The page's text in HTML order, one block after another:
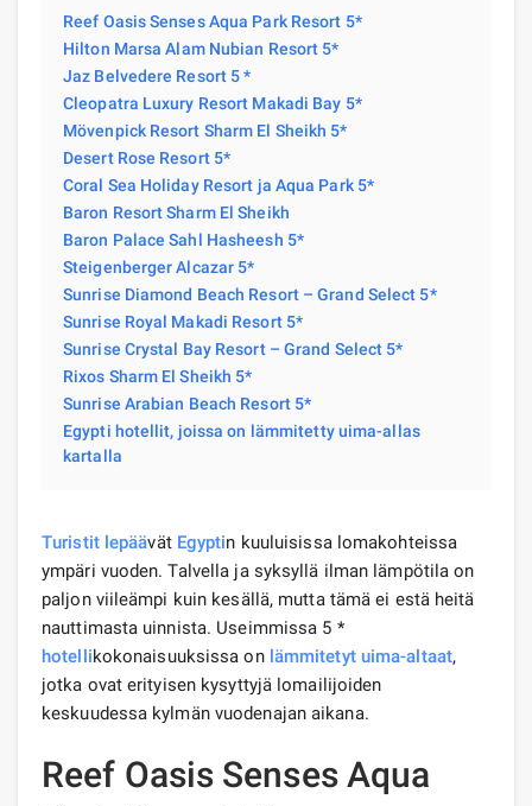
Reef Oasis Senses Aqua Park Resort 5*
Hilton Marsa Alam Nubian Resort 5*
Jaz Belvedere Resort 5 *
Cleopatra Luxury Resort Makadi Bay 5*
Mövenpick Resort Sharm El Sheikh 5*
Desert Rose Resort 5*
Coral Sea Holiday Resort ja Aqua Park 5*
Baron Resort Sharm El Sheikh
Baron Palace Sahl Hasheesh 5*
Steigenberger Alcazar 5*
Sunrise Diamond Beach Resort – Grand Select 5*
Sunrise Royal Makadi Resort 5*
Sunrise Crystal Bay Resort – Grand Select 5*
Rixos Sharm El Sheikh 5*
Sunrise Arabian Beach Resort 5*
Egypti hotellit, joissa on lämmitetty uima-allas
kartalla
Turistit lepäävät Egyptin kuuluisissa lomakohteissa
ympäri vuoden. Talvella ja syksyllä ilman lämpötila on
paljon viileämpi kuin kesällä, mutta tämä ei estä heitä
nauttimasta uinnista. Useimmissa 5 *
hotellikokonaisuuksissa on lämmitetyt uima-altaat,
jotka ovat erityisen kysyttyjä lomailijoiden
keskuudessa kylmän vuodenajan aikana.
Reef Oasis Senses Aqua